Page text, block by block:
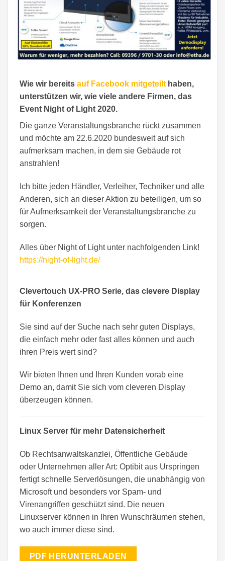
Wie wir bereits auf Facebook mitgeteilt haben,
unterstützen wir, wie viele andere Firmen, das
Event Night of Light 2020.
Die ganze Veranstaltungsbranche rückt zusammen
und möchte am 22.6.2020 bundesweit auf sich
aufmerksam machen, in dem sie Gebäude rot
anstrahlen!
Ich bitte jeden Händler, Verleiher, Techniker und alle
Anderen, sich an dieser Aktion zu beteiligen, um so
für Aufmerksamkeit der Veranstaltungsbranche zu
sorgen.
Alles über Night of Light unter nachfolgenden Link!
https://night-of-light.de/
Clevertouch UX-PRO Serie, das clevere Display
für Konferenzen
Sie sind auf der Suche nach sehr guten Displays,
die einfach mehr oder fast alles können und auch
ihren Preis wert sind?
Wir bieten Ihnen und Ihren Kunden vorab eine
Demo an, damit Sie sich vom cleveren Display
überzeugen können.
Linux Server für mehr Datensicherheit
Ob Rechtsanwaltskanzlei, Öffentliche Gebäude
oder Unternehmen aller Art: Optibit aus Urspringen
fertigt schnelle Serverlösungen, die unabhängig von
Microsoft und besonders vor Spam- und
Virenangriffen geschützt sind. Die neuen
Linuxserver können in Ihren Wunschräumen stehen,
wo auch immer diese sind.
PDF HERUNTERLADEN